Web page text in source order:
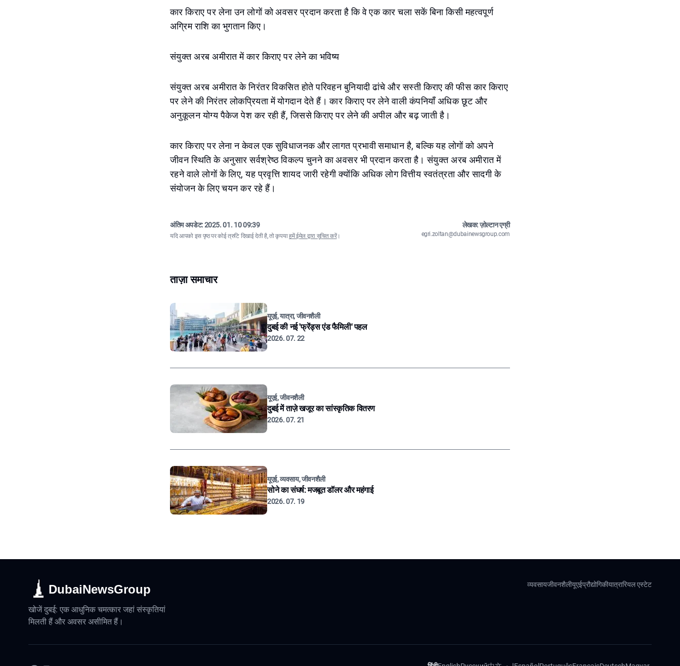
कार किराए पर लेना उन लोगों को अवसर प्रदान करता है कि वे एक कार चला सकें बिना किसी महत्वपूर्ण
अग्रिम राशि का भुगतान किए।
संयुक्त अरब अमीरात में कार किराए पर लेने का भविष्य
संयुक्त अरब अमीरात के निरंतर विकसित होते परिवहन बुनियादी ढांचे और सस्ती किराए की फीस कार किराए
पर लेने की निरंतर लोकप्रियता में योगदान देते हैं। कार किराए पर लेने वाली कंपनियाँ अधिक छूट और
अनुकूलन योग्य पैकेज पेश कर रही हैं, जिससे किराए पर लेने की अपील और बढ़ जाती है।
कार किराए पर लेना न केवल एक सुविधाजनक और लागत प्रभावी समाधान है, बल्कि यह लोगों को अपने
जीवन स्थिति के अनुसार सर्वश्रेष्ठ विकल्प चुनने का अवसर भी प्रदान करता है। संयुक्त अरब अमीरात में
रहने वाले लोगों के लिए, यह प्रवृत्ति शायद जारी रहेगी क्योंकि अधिक लोग वित्तीय स्वतंत्रता और सादगी के
संयोजन के लिए चयन कर रहे हैं।
अंतिम अपडेट:2025. 01. 10 09:39
यदि आपको इस पृष्ठ पर कोई त्रुटि दिखाई देती है, तो कृपयाहमें ईमेल द्वारा सूचित करें।
लेखक: ज़ोल्टान एग्री
egri.zoltan@dubainewsgroup.com
ताज़ा समाचार
यूएई, यात्रा, जीवनशैली
दुबई की नई 'फ्रेंड्स एंड फैमिली' पहल
2026. 07. 22
यूएई, जीवनशैली
दुबई में ताज़े खजूर का सांस्कृतिक वितरण
2026. 07. 21
यूएई, व्यवसाय, जीवनशैली
सोने का संघर्ष: मजबूत डॉलर और महंगाई
2026. 07. 19
DubaiNewsGroup
खोजें दुबई: एक आधुनिक चमत्कार जहां संस्कृतियां
मिलती हैं और अवसर असीमित हैं।
व्यवसायजीवनशैलीयूएईप्रौद्योगिकीयात्रारियल एस्टेट